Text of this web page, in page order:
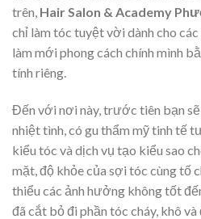
trên, Hair Salon & Academy
chỉ làm tóc tuyệt vời dành cho các
làm mới phong cách chính mình
tính riêng.
Đến với nơi này, trước tiên bạn
nhiệt tình, có gu thẩm mỹ tinh tế
kiểu tóc và dịch vụ tạo kiểu sao
mặt, độ khỏe của sợi tóc cùng tố
thiểu các ảnh hưởng không tốt
đã cắt bỏ đi phần tóc cháy, khô